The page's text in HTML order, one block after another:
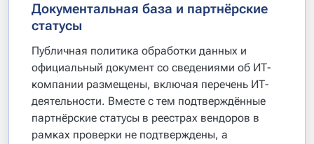
Документальная база и партнёрские
статусы
Публичная политика обработки данных и
официальный документ со сведениями об ИТ-
компании размещены, включая перечень ИТ-
деятельности. Вместе с тем подтверждённые
партнёрские статусы в реестрах вендоров в
рамках проверки не подтверждены, а